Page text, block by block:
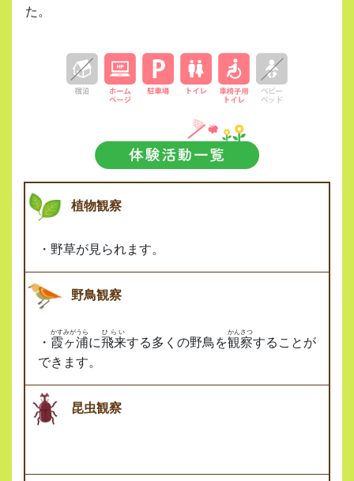
た。
植物観察
・野草が見られます。
野鳥観察
・ 霞ヶ浦
かすみがうら
に飛来
ひらい
する多くの野鳥を観察
かんさつ
することが
できます。
昆虫観察